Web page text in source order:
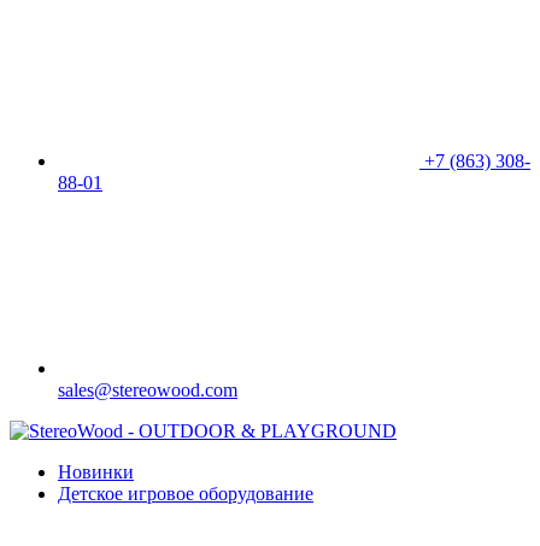
+7 (863) 308-
88-01
sales@stereowood.com
Новинки
Детское игровое оборудование